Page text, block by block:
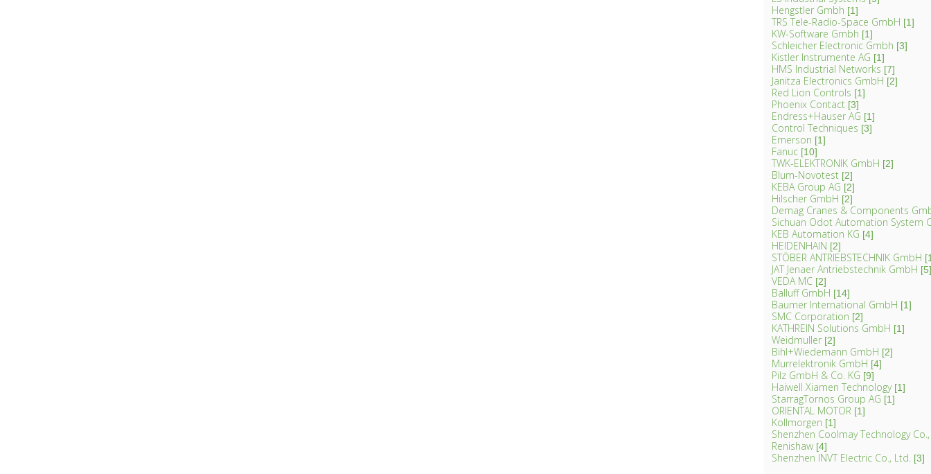
Hengstler Gmbh [1]
TRS Tele-Radio-Space GmbH [1]
KW-Software Gmbh [1]
Schleicher Electronic Gmbh [3]
Kistler Instrumente AG [1]
HMS Industrial Networks [7]
Janitza Electronics GmbH [2]
Red Lion Controls [1]
Phoenix Contact [3]
Endress+Hauser AG [1]
Control Techniques [3]
Emerson [1]
Fanuc [10]
TWK-ELEKTRONIK GmbH [2]
Blum-Novotest [2]
KEBA Group AG [2]
Hilscher GmbH [2]
Demag Cranes & Components
Sichuan Odot Automation System
KEB Automation KG [4]
HEIDENHAIN [2]
STÖBER ANTRIEBSTECHNIK GmbH
JAT Jenaer Antriebstechnik GmbH [5]
VEDA MC [2]
Balluff GmbH [14]
Baumer International GmbH [1]
SMC Corporation [2]
KATHREIN Solutions GmbH [1]
Weidmuller [2]
Bihl+Wiedemann GmbH [2]
Murrelektronik GmbH [4]
Pilz GmbH & Co. KG [9]
Haiwell Xiamen Technology [1]
StarragTornos Group AG [1]
ORIENTAL MOTOR [1]
Kollmorgen [1]
Shenzhen Coolmay Technology
Renishaw [4]
Shenzhen INVT Electric Co., Ltd. [3]